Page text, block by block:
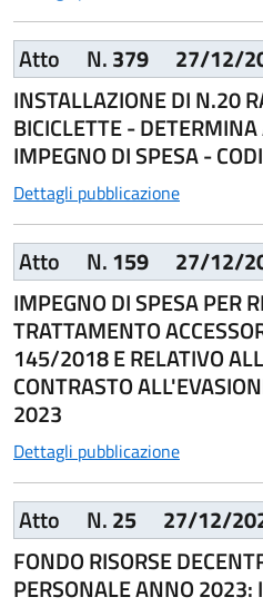
Atto N.379
27/12/
INSTALLAZIONE DI N.20
BICICLETTE -
IMPEGNO DI SPESA -
Dettagli pubblicazione
Atto N.159
27/12/
IMPEGNO DI SPESA PER
TRATTAMENTO
145/2018 E RELATIVO
CONTRASTO
2023
Dettagli pubblicazione
Atto N.25
27/12/
FONDO RISORSE
PERSONALE ANNO 2023: